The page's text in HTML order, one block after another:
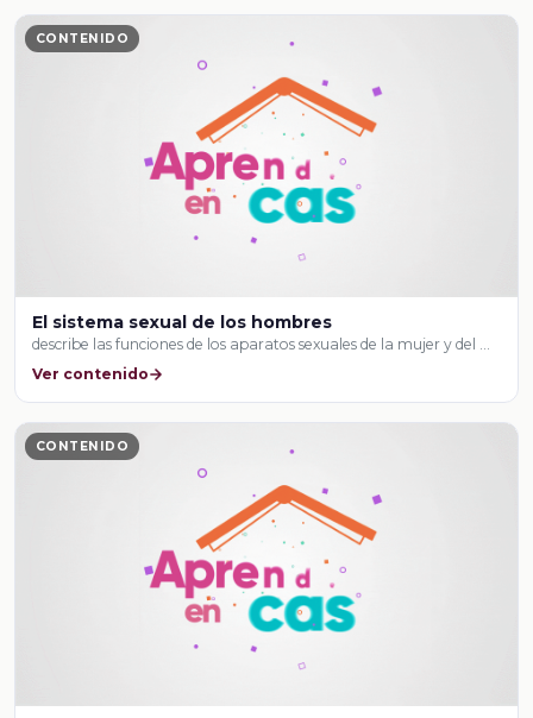
CONTENIDO
El sistema sexual de los hombres
describe las funciones de los aparatos sexuales de la mujer y del …
Ver contenido
CONTENIDO